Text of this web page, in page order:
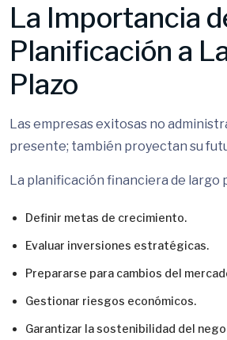
La Importancia
Planificación a
Plazo
Las empresas exitosas no
presente; también proyectan su
La planificación financiera de largo
Definir metas de crecimiento.
Evaluar inversiones estratégicas.
Prepararse para cambios del
Gestionar riesgos económicos.
Garantizar la sostenibilidad del